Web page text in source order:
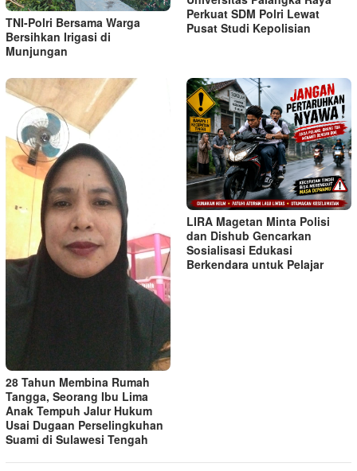
TNI-Polri Bersama Warga
Bersihkan Irigasi di
Munjungan
Perkuat SDM Polri Lewat
Pusat Studi Kepolisian
28 Tahun Membina Rumah
Tangga, Seorang Ibu Lima
Anak Tempuh Jalur Hukum
Usai Dugaan Perselingkuhan
Suami di Sulawesi Tengah
LIRA Magetan Minta Polisi
dan Dishub Gencarkan
Sosialisasi Edukasi
Berkendara untuk Pelajar